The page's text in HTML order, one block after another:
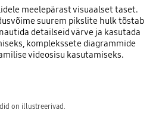
meelepärast visuaalset taset.
suurem pikslite hulk tõstab
detailseid värve ja kasutada
komplekssete diagrammide
videosisu kasutamiseks.
on illustreerivad.